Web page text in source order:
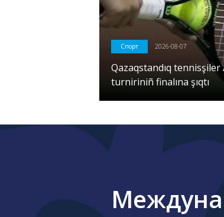
Спорт 2026-08-07
Qazaqstandıq tennisşiler
turniriniñ finalına şıqtı